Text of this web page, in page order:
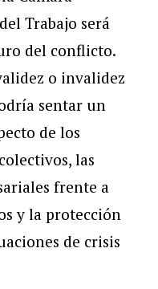
Trabajo será
del conflicto.
o invalidez
sentar un
de los
las
frente a
y la protección
de crisis